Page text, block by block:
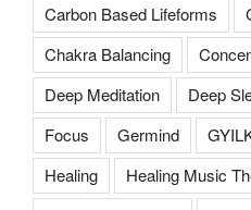
Carbon Based Lifeforms
Chakra Balancing
Deep Meditation
Deep
Focus
Germind
Healing
Healing Music